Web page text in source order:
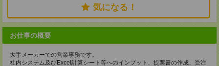
気になる！
お仕事の概要
大手メーカーでの営業事務です。
社内システム及びExcel計算シート等へのインプット、提案書の作成、受注